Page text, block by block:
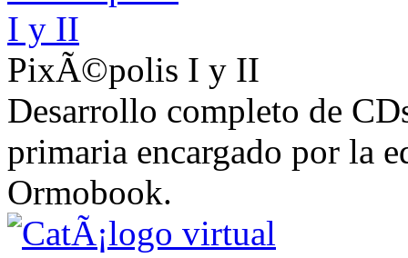
PixÃ©polis I y II
Desarrollo completo de
primaria encargado por la
Ormobook.